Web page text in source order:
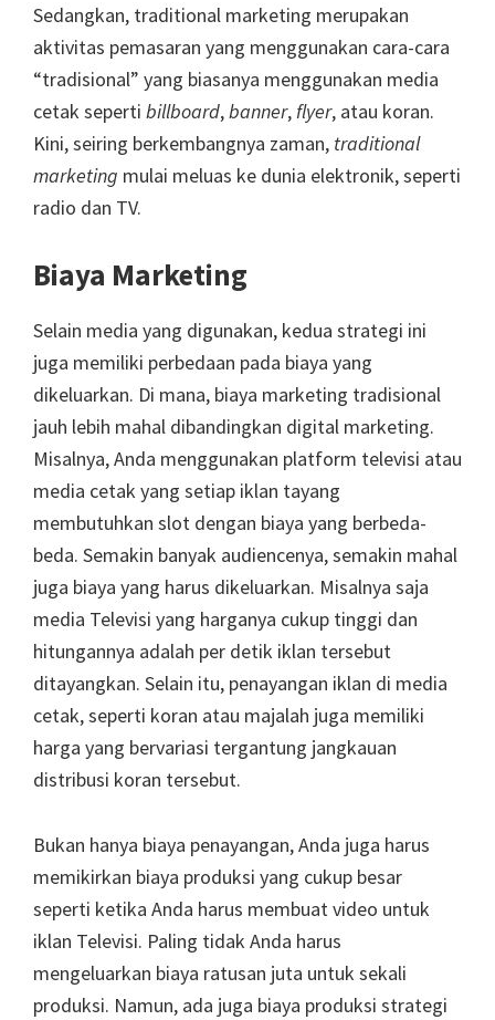
Sedangkan, traditional marketing merupakan
aktivitas pemasaran yang menggunakan cara-cara
“tradisional” yang biasanya menggunakan media
cetak seperti billboard,banner,flyer, atau koran.
Kini, seiring berkembangnya zaman, traditional
marketing mulai meluas ke dunia elektronik, seperti
radio dan TV.
Biaya Marketing
Selain media yang digunakan, kedua strategi ini
juga memiliki perbedaan pada biaya yang
dikeluarkan. Di mana, biaya marketing tradisional
jauh lebih mahal dibandingkan digital marketing.
Misalnya, Anda menggunakan platform televisi atau
media cetak yang setiap iklan tayang
membutuhkan slot dengan biaya yang berbeda-
beda. Semakin banyak audiencenya, semakin mahal
juga biaya yang harus dikeluarkan. Misalnya saja
media Televisi yang harganya cukup tinggi dan
hitungannya adalah per detik iklan tersebut
ditayangkan. Selain itu, penayangan iklan di media
cetak, seperti koran atau majalah juga memiliki
harga yang bervariasi tergantung jangkauan
distribusi koran tersebut.
Bukan hanya biaya penayangan, Anda juga harus
memikirkan biaya produksi yang cukup besar
seperti ketika Anda harus membuat video untuk
iklan Televisi. Paling tidak Anda harus
mengeluarkan biaya ratusan juta untuk sekali
produksi. Namun, ada juga biaya produksi strategi